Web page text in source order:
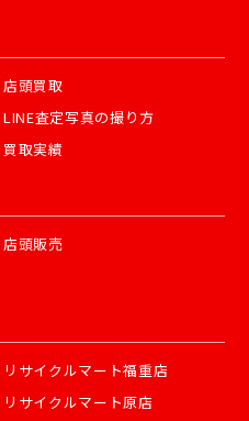
店頭買取
LINE査定写真の撮り方
買取実績
店頭販売
リサイクルマート福重店
リサイクルマート原店